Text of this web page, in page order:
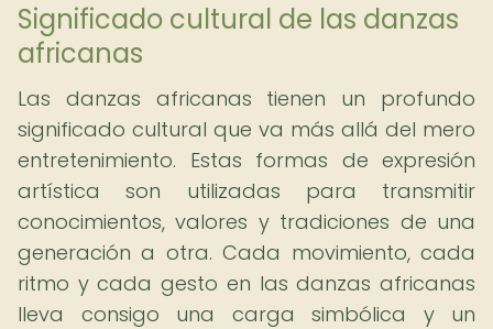
Significado cultural de las danzas
africanas
Las danzas africanas tienen un profundo
significado cultural que va más allá del mero
entretenimiento. Estas formas de expresión
artística son utilizadas para transmitir
conocimientos, valores y tradiciones de una
generación a otra. Cada movimiento, cada
ritmo y cada gesto en las danzas africanas
lleva consigo una carga simbólica y un